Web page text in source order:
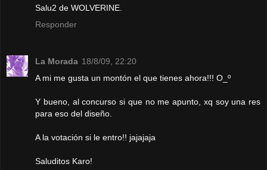
Salu2 de WOLVERINE.
Responder
La Morada 18/8/09, 22:20
A mi me gusta un montón el que tienes ahora!!! O_º
Y bueno, al concurso si que no me apunto, xq soy una res
para eso del diseño.
A la votación si le entro!! jajajaja
Saluditos Karo!